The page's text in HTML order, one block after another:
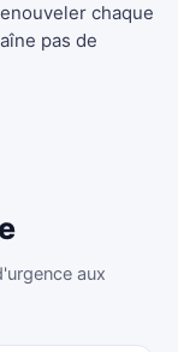
chaque
pas de
aux